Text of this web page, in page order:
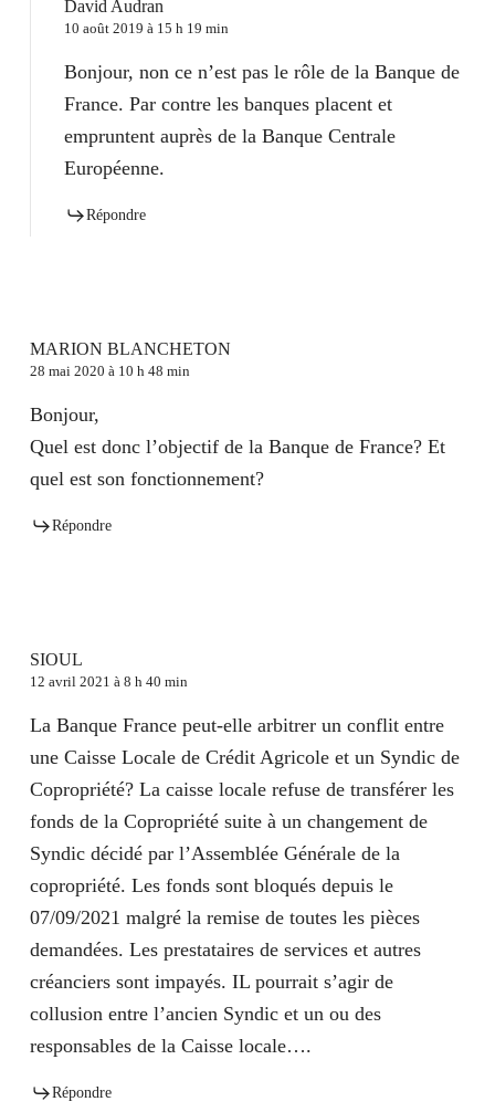
David Audran
10 août 2019 à 15 h 19 min
Bonjour, non ce n’est pas le rôle de la Banque de
France. Par contre les banques placent et
empruntent auprès de la Banque Centrale
Européenne.
Répondre
MARION BLANCHETON
28 mai 2020 à 10 h 48 min
Bonjour,
Quel est donc l’objectif de la Banque de France? Et
quel est son fonctionnement?
Répondre
SIOUL
12 avril 2021 à 8 h 40 min
La Banque France peut-elle arbitrer un conflit entre
une Caisse Locale de Crédit Agricole et un Syndic de
Copropriété? La caisse locale refuse de transférer les
fonds de la Copropriété suite à un changement de
Syndic décidé par l’Assemblée Générale de la
copropriété. Les fonds sont bloqués depuis le
07/09/2021 malgré la remise de toutes les pièces
demandées. Les prestataires de services et autres
créanciers sont impayés. IL pourrait s’agir de
collusion entre l’ancien Syndic et un ou des
responsables de la Caisse locale….
Répondre